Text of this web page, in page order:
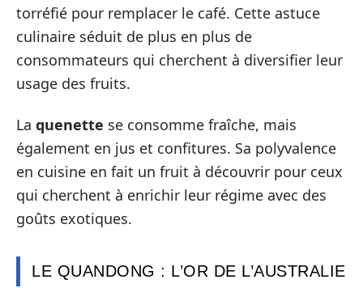
torréfié pour remplacer le café. Cette astuce
culinaire séduit de plus en plus de
consommateurs qui cherchent à diversifier leur
usage des fruits.
La quenette se consomme fraîche, mais
également en jus et confitures. Sa polyvalence
en cuisine en fait un fruit à découvrir pour ceux
qui cherchent à enrichir leur régime avec des
goûts exotiques.
LE QUANDONG : L’OR DE L’AUSTRALIE